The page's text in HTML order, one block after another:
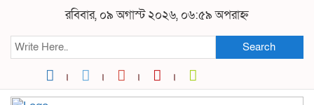
রবিবার, ০৯ অগাস্ট ২০২৬, ০৬:৫৯ অপরাহ্ন
Search